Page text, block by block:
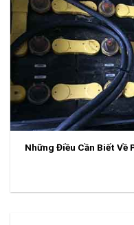
Những Điều Cần Biết Về